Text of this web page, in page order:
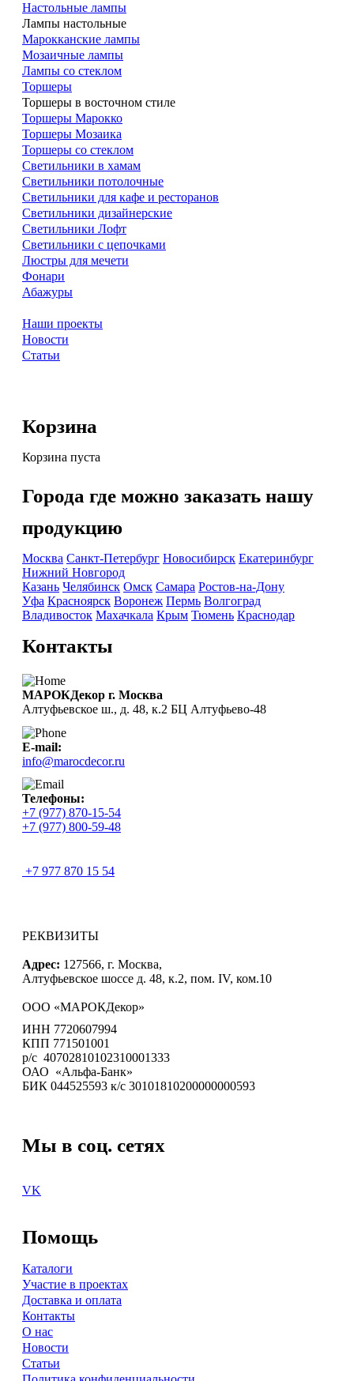
Настольные лампы
Лампы настольные
Марокканские лампы
Мозаичные лампы
Лампы со стеклом
Торшеры
Торшеры в восточном стиле
Торшеры Марокко
Торшеры Мозаика
Торшеры со стеклом
Светильники в хамам
Светильники потолочные
Светильники для кафе и ресторанов
Светильники дизайнерские
Светильники Лофт
Светильники с цепочками
Люстры для мечети
Фонари
Абажуры
Наши проекты
Новости
Статьи
Корзина
Корзина пуста
Города где можно заказать нашу
продукцию
Москва Санкт-Петербург Новосибирск Екатеринбург
Нижний Новгород
Казань Челябинск Омск Самара Ростов-на-Дону
Уфа Красноярск Воронеж Пермь Волгоград
Владивосток Махачкала Крым Тюмень Краснодар
Контакты
МАРОКДекор г. Москва
Алтуфьевское ш., д. 48, к.2 БЦ Алтуфьево-48
E-mail:
info@marocdecor.ru
Телефоны:
+7 (977) 870-15-54
+7 (977) 800-59-48
+7 977 870 15 54
РЕКВИЗИТЫ
Адрес: 127566, г. Москва,
Алтуфьевское шоссе д. 48, к.2, пом. IV, ком.10
ООО «МАРОКДекор»
ИНН 7720607994
КПП 771501001
р/с 40702810102310001333
ОАО «Альфа-Банк»
БИК 044525593 к/с 30101810200000000593
Мы в соц. сетях
VK
Помощь
Каталоги
Участие в проектах
Доставка и оплата
Контакты
О нас
Новости
Статьи